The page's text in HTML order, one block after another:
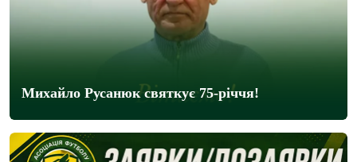
Михайло Русанюк святкує 75-річчя!